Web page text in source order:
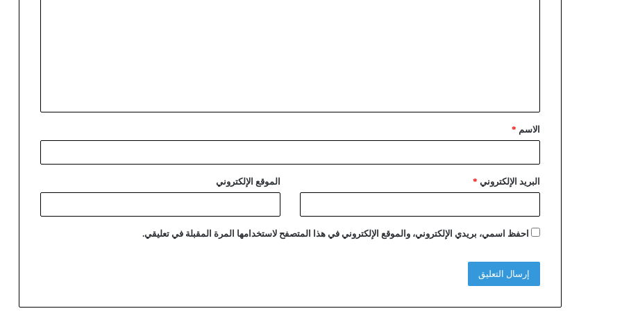
الاسم *
البريد الإلكتروني * الموقع الإلكتروني
احفظ اسمي، بريدي الإلكتروني، والموقع الإلكتروني في هذا المتصفح لاستخدامها المرة المقبلة في تعليقي.